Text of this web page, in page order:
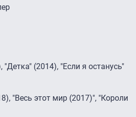
(2014), "Если я останусь"
"Весь этот мир (2017)", "Короли